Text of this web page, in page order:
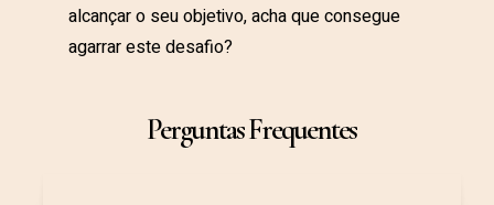
alcançar o seu objetivo, acha que consegue
agarrar este desafio?
Perguntas Frequentes